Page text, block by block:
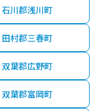
石川郡浅川町
田村郡三春町
双葉郡広野町
双葉郡富岡町